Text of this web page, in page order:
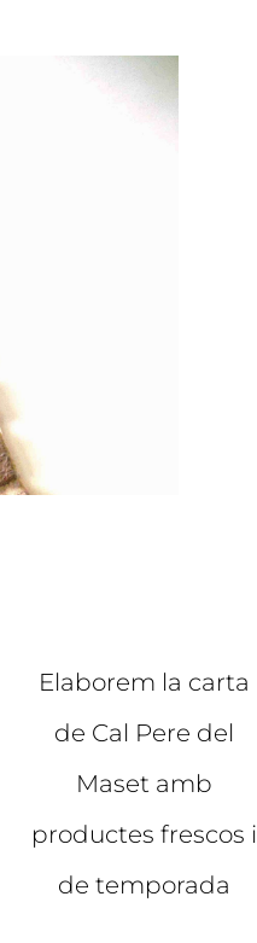
Elaborem la carta
de Cal Pere del
Maset amb
productes frescos i
de temporada